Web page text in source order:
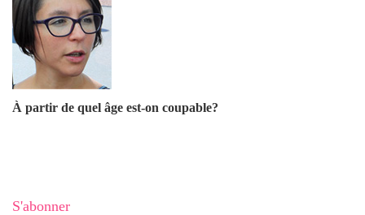
À partir de quel âge est-on coupable?
S'abonner